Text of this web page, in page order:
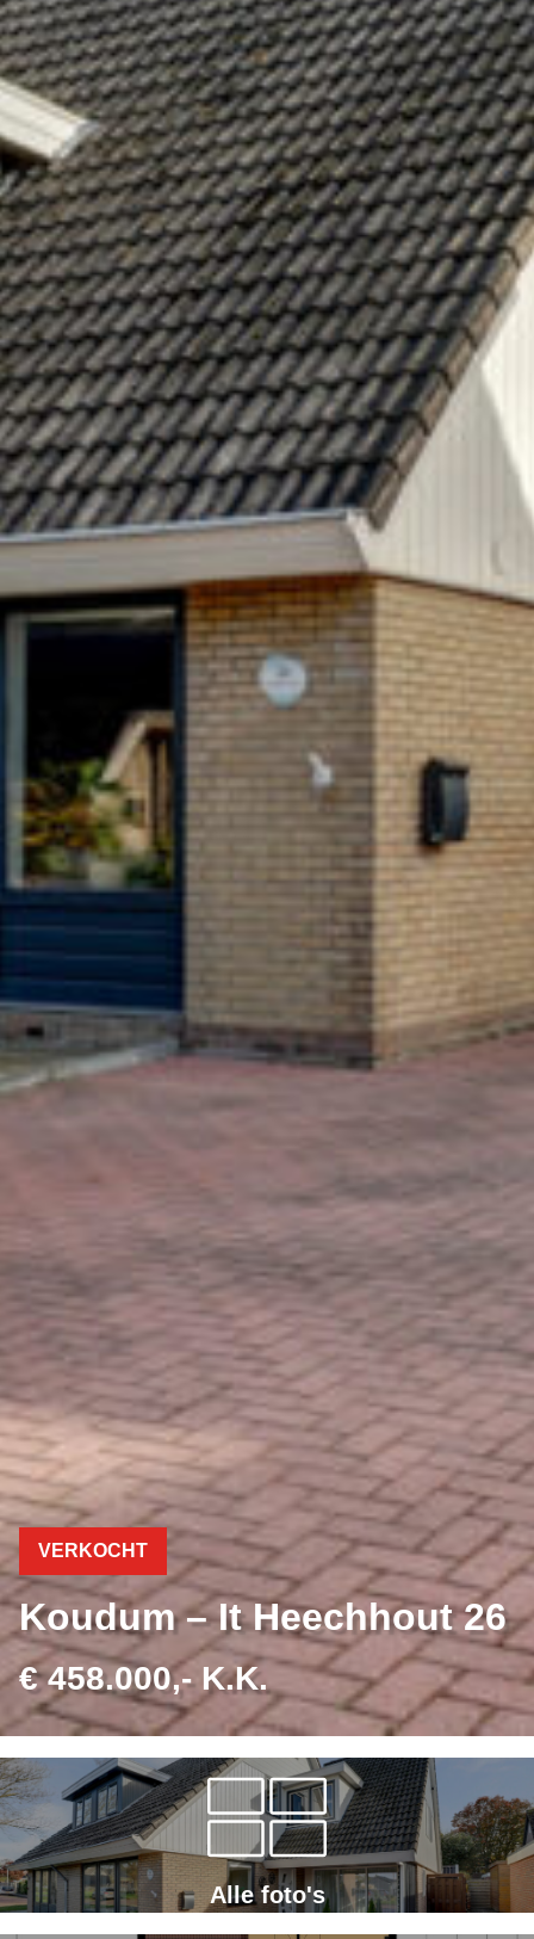
VERKOCHT
Koudum – It Heechhout 26
€ 458.000,- K.K.
Alle foto's